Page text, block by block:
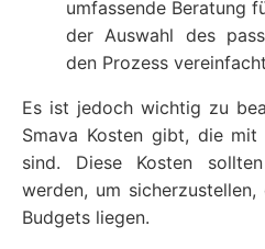
umfassende Beratung
der Auswahl des
den Prozess
Es ist jedoch wichtig zu
Smava Kosten gibt, die
sind. Diese Kosten
werden, um
Budgets liegen.